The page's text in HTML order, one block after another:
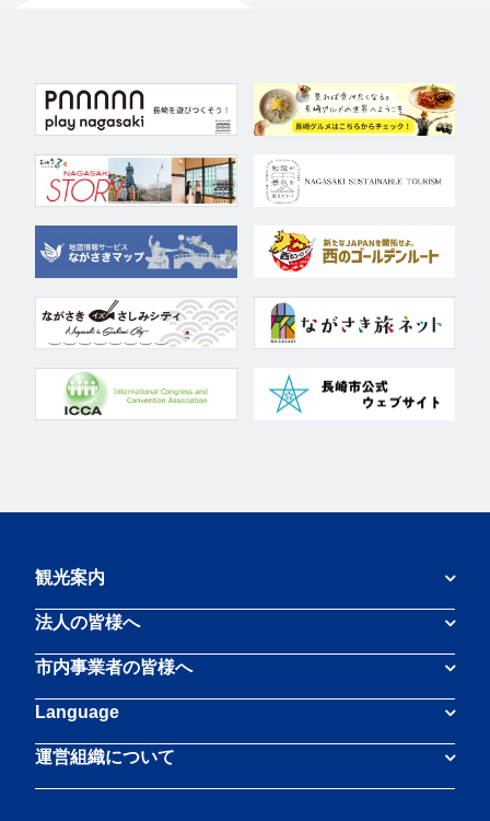
観光案内
法人の皆様へ
市内事業者の皆様へ
Language
運営組織について